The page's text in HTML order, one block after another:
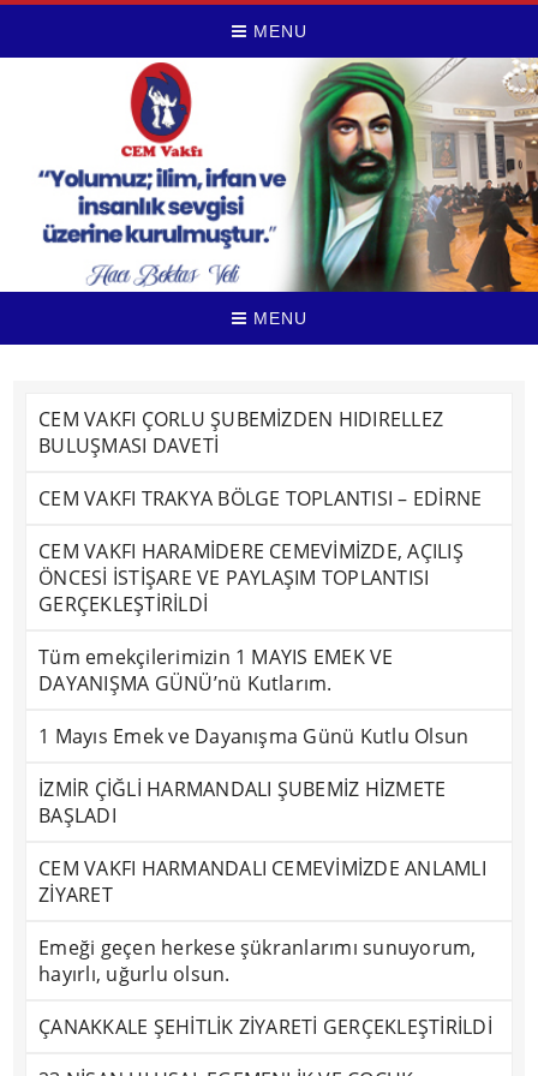
MENU
MENU
CEM VAKFI ÇORLU ŞUBEMİZDEN HIDIRELLEZ
BULUŞMASI DAVETİ
CEM VAKFI TRAKYA BÖLGE TOPLANTISI – EDİRNE
CEM VAKFI HARAMİDERE CEMEVİMİZDE, AÇILIŞ
ÖNCESİ İSTİŞARE VE PAYLAŞIM TOPLANTISI
GERÇEKLEŞTİRİLDİ
Tüm emekçilerimizin 1 MAYIS EMEK VE
DAYANIŞMA GÜNÜ’nü Kutlarım.
1 Mayıs Emek ve Dayanışma Günü Kutlu Olsun
İZMİR ÇİĞLİ HARMANDALI ŞUBEMİZ HİZMETE
BAŞLADI
CEM VAKFI HARMANDALI CEMEVİMİZDE ANLAMLI
ZİYARET
Emeği geçen herkese şükranlarımı sunuyorum,
hayırlı, uğurlu olsun.
ÇANAKKALE ŞEHİTLİK ZİYARETİ GERÇEKLEŞTİRİLDİ